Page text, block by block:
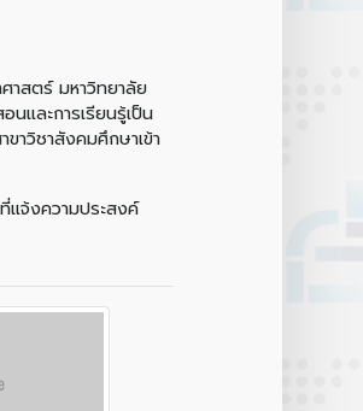
าสตร์ มหาวิทยาลัย
และการเรียนรู้เป็น
วิชาสังคมศึกษาเข้า
แจ้งความประสงค์